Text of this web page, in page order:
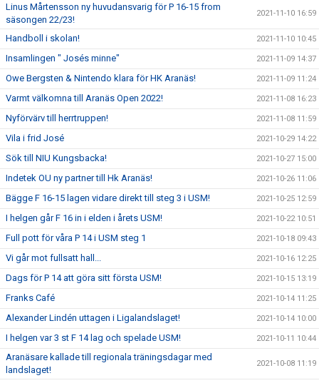
Linus Mårtensson ny huvudansvarig för P 16-15 from
säsongen 22/23!
2021-11-10 16:59
Handboll i skolan! 2021-11-10 10:45
Insamlingen " Josés minne" 2021-11-09 14:37
Owe Bergsten & Nintendo klara för HK Aranäs! 2021-11-09 11:24
Varmt välkomna till Aranäs Open 2022! 2021-11-08 16:23
Nyförvärv till herrtruppen! 2021-11-08 11:59
Vila i frid José 2021-10-29 14:22
Sök till NIU Kungsbacka! 2021-10-27 15:00
Indetek OU ny partner till Hk Aranäs! 2021-10-26 11:06
Bägge F 16-15 lagen vidare direkt till steg 3 i USM! 2021-10-25 12:59
I helgen går F 16 in i elden i årets USM! 2021-10-22 10:51
Full pott för våra P 14 i USM steg 1 2021-10-18 09:43
Vi går mot fullsatt hall... 2021-10-16 12:25
Dags för P 14 att göra sitt första USM! 2021-10-15 13:19
Franks Café 2021-10-14 11:25
Alexander Lindén uttagen i Ligalandslaget! 2021-10-14 10:00
I helgen var 3 st F 14 lag och spelade USM! 2021-10-11 10:44
Aranäsare kallade till regionala träningsdagar med
landslaget!
2021-10-08 11:19